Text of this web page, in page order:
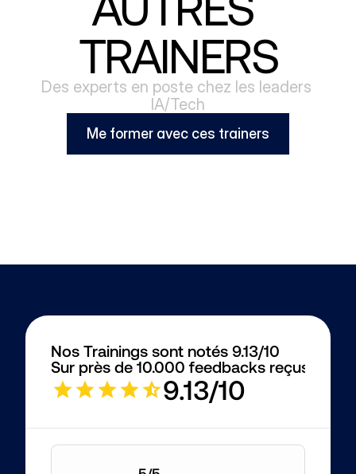
TRAINERS
Des experts en poste chez les leaders
IA/Tech
Me former avec ces trainers
Nos Trainings sont notés 9.13/10
Sur près de 10.000 feedbacks reçus
9.13/10